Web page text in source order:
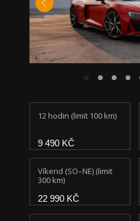
9 490 KČ
12 hodin (limit 100 km)
22 990 KČ
Víkend (SO–NE) (limit
300 km)